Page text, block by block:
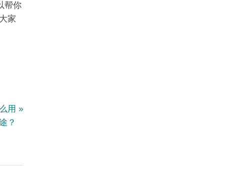
帮你
家
用
？